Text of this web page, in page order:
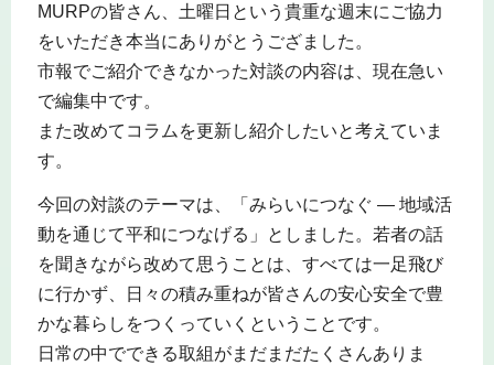
MURPの皆さん、土曜日という貴重な週末にご協力
をいただき本当にありがとうござました。
市報でご紹介できなかった対談の内容は、現在急い
で編集中です。
また改めてコラムを更新し紹介したいと考えていま
す。
今回の対談のテーマは、「みらいにつなぐ ― 地域活
動を通じて平和につなげる」としました。若者の話
を聞きながら改めて思うことは、すべては一足飛び
に行かず、日々の積み重ねが皆さんの安心安全で豊
かな暮らしをつくっていくということです。
日常の中でできる取組がまだまだたくさんありま